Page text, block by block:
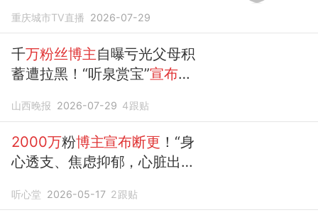
重庆城市TV直播 2026-07-29
千万粉丝博主自曝亏光父母积
蓄遭拉黑！“听泉赏宝”宣布彻
票软件全部删除
山西晚报 2026-07-29 4跟贴
2000万粉博主宣布断更 ！“身
心透支、焦虑抑郁，心脏出了
听心堂 2026-05-17 2跟贴